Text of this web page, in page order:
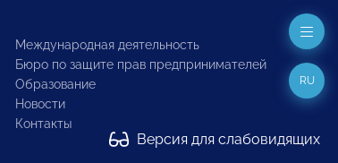
Международная деятельность
Бюро по защите прав предпринимателей
Образование
Новости
Контакты
Версия для слабовидящих
RU